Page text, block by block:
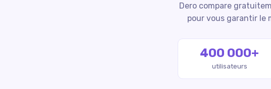
Dero compare
pour vous garantir le
400 000+
utilisateurs